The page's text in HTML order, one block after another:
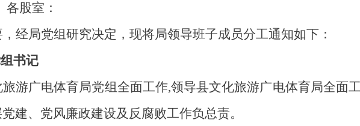
各股室：
经局党组研究决定， 现将局领导班子成员分工通知如下 ：
书记
游广电体育局党组全面工作,领导县文化旅游广电体育局全面
建、党风廉政建设及反腐败工作负总责。